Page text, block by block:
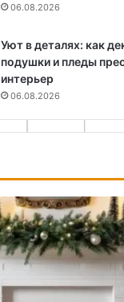
06.08.2026
Уют в деталях: как
подушки и пледы
интерьер
06.08.2026